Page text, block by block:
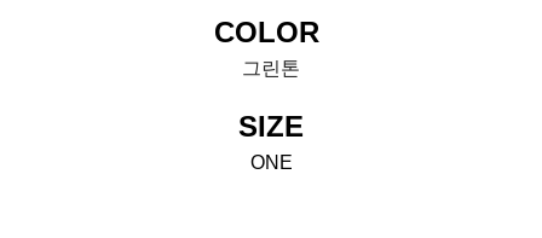
COLOR
그린톤
SIZE
ONE